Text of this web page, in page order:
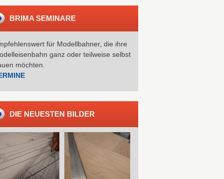
BRIMA SEMINARE
für Modellbahner, die ihre
ganz oder teilweise selbst
möchten.
DIE NEUESTEN BILDER